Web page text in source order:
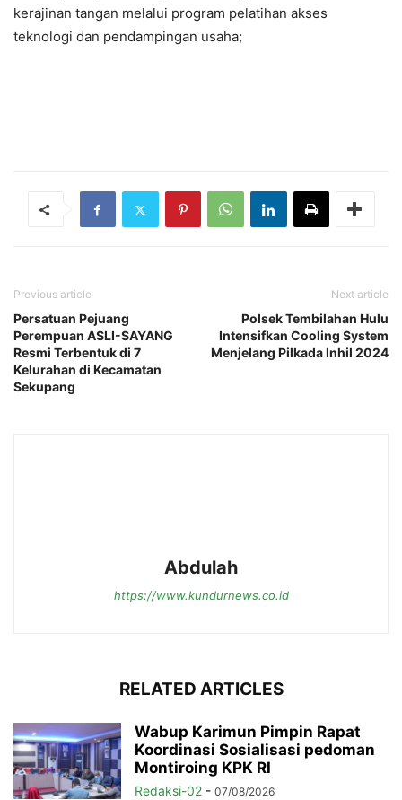
kerajinan tangan melalui program pelatihan akses
teknologi dan pendampingan usaha;
Previous article
Persatuan Pejuang
Perempuan ASLI-SAYANG
Resmi Terbentuk di 7
Kelurahan di Kecamatan
Sekupang
Next article
Polsek Tembilahan Hulu
Intensifkan Cooling System
Menjelang Pilkada Inhil 2024
Abdulah
https://www.kundurnews.co.id
RELATED ARTICLES
Wabup Karimun Pimpin Rapat
Koordinasi Sosialisasi pedoman
Montiroing KPK RI
Redaksi-02 - 07/08/2026